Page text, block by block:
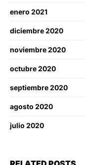
enero 2021
diciembre 2020
noviembre 2020
octubre 2020
septiembre 2020
agosto 2020
julio 2020